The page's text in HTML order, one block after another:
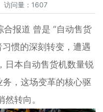
问量：1607
合报道 曾是 “自动售货
惯的深刻转变，遭遇
日本自动售货机数量锐
，这场变革的核心驱
转向。